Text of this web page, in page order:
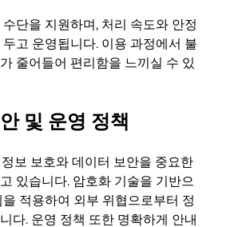
단을 지원하며, 처리 속도와 안정
고 운영됩니다. 이용 과정에서 불
줄어들어 편리함을 느끼실 수 있
및 운영 정책
보 보호와 데이터 보안을 중요한
있습니다. 암호화 기술을 기반으
을 적용하여 외부 위협으로부터 정
다. 운영 정책 또한 명확하게 안내